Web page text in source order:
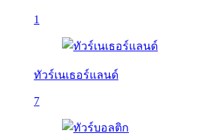
1
ทัวร์เนเธอร์แลนด์
7